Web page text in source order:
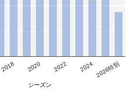
2018 2020 2022 2024 2026特別
シーズン